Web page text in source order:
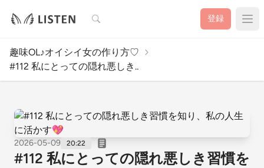
検索 登録
趣味OL♪オイシイ女の作り方♡
#112 私にとっての隠れ悪しき..
2026-05-09 20:22
#112 私にとっての隠れ悪しき習慣を